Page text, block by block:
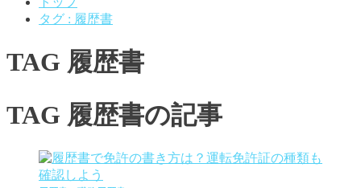
タグ : 履歴書
TAG 履歴書
TAG 履歴書の記事